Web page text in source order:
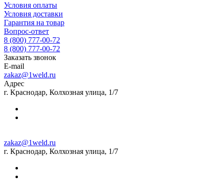
Условия оплаты
Условия доставки
Гарантия на товар
Вопрос-ответ
8 (800) 777-00-72
8 (800) 777-00-72
Заказать звонок
E-mail
zakaz@1weld.ru
Адрес
г. Краснодар, Колхозная улица, 1/7
zakaz@1weld.ru
г. Краснодар, Колхозная улица, 1/7